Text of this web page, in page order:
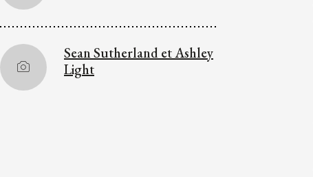
Sean Sutherland et Ashley
Light